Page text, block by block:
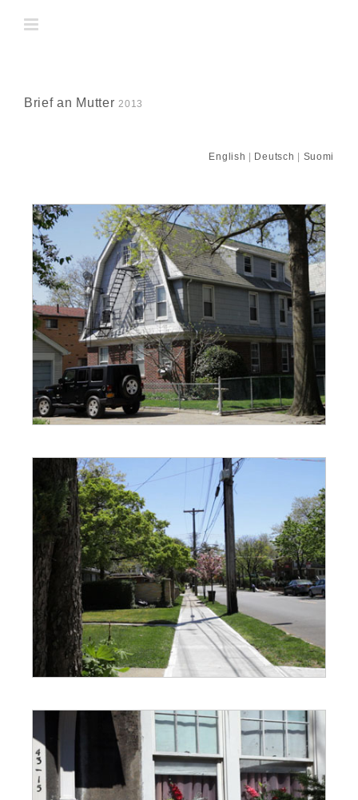
Brief an Mutter 2013
English Deutsch Suomi